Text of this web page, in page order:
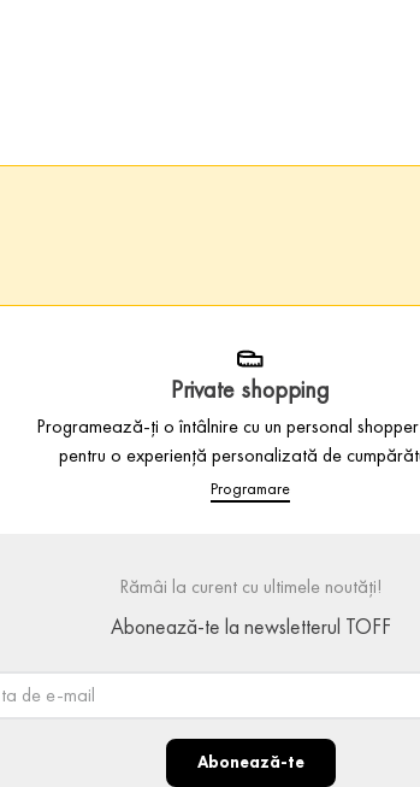
Private shopping
Programează-ți o întâlnire cu un personal
pentru o experiență personalizată de
Programare
Rămâi la curent cu ultimele noutăți!
Abonează-te la newsletterul TOFF
Abonează-te